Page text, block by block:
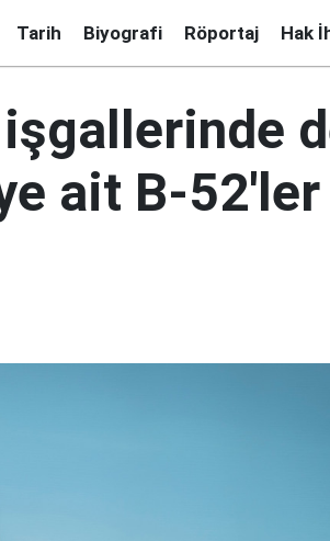
Tarih Biyografi Röportaj Hak
ait B-